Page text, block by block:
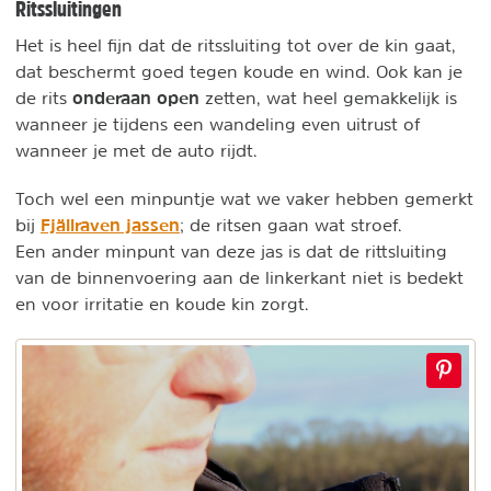
Ritssluitingen
Het is heel fijn dat de ritssluiting tot over de kin gaat,
dat beschermt goed tegen koude en wind. Ook kan je
de rits onderaan open zetten, wat heel gemakkelijk is
wanneer je tijdens een wandeling even uitrust of
wanneer je met de auto rijdt.
Toch wel een minpuntje wat we vaker hebben gemerkt
bij Fjällraven jassen; de ritsen gaan wat stroef.
Een ander minpunt van deze jas is dat de rittsluiting
van de binnenvoering aan de linkerkant niet is bedekt
en voor irritatie en koude kin zorgt.